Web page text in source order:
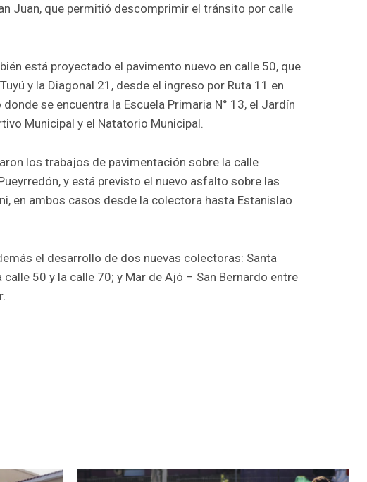
Juan, que permitió descomprimir el tránsito por calle
está proyectado el pavimento nuevo en calle 50, que
y la Diagonal 21, desde el ingreso por Ruta 11 en
se encuentra la Escuela Primaria N° 13, el Jardín
Municipal y el Natatorio Municipal.
los trabajos de pavimentación sobre la calle
y está previsto el nuevo asfalto sobre las
en ambos casos desde la colectora hasta Estanislao
el desarrollo de dos nuevas colectoras: Santa
50 y la calle 70; y Mar de Ajó – San Bernardo entre